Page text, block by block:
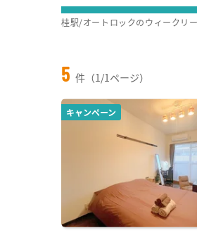
5 件（1/1ページ）
キャンペーン
桂駅/オートロックのウィークリ